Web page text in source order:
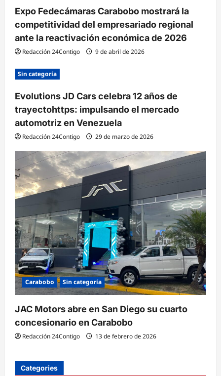
d
a
s
Expo Fedecámaras Carabobo mostrará la
competitividad del empresariado regional
ante la reactivación económica de 2026
Redacción 24Contigo 9 de abril de 2026
Sin categoría
Evolutions JD Cars celebra 12 años de
trayectohttps: impulsando el mercado
automotriz en Venezuela
Redacción 24Contigo 29 de marzo de 2026
Carabobo Sin categoría
JAC Motors abre en San Diego su cuarto
concesionario en Carabobo
Redacción 24Contigo 13 de febrero de 2026
Categories